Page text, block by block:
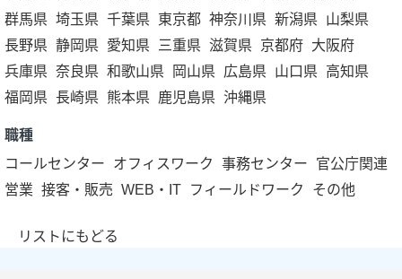
群馬県 埼玉県 千葉県 東京都 神奈川県 新潟県 山梨県
長野県 静岡県 愛知県 三重県 滋賀県 京都府 大阪府
兵庫県 奈良県 和歌山県 岡山県 広島県 山口県 高知県
福岡県 長崎県 熊本県 鹿児島県 沖縄県
職種
コールセンター
オフィスワーク 事務センター
官公庁関連
営業 接客・販売 WEB・IT フィールドワーク その他
リストにもどる